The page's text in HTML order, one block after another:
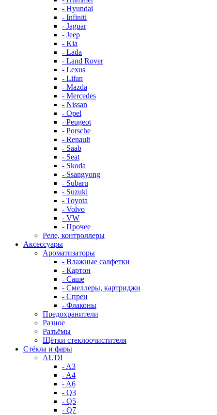
- Hyundai
- Infiniti
- Jaguar
- Jeep
- Kia
- Lada
- Land Rover
- Lexus
- Lifan
- Mazda
- Mercedes
- Nissan
- Opel
- Peugeot
- Porsche
- Renault
- Saab
- Seat
- Skoda
- Ssangyong
- Subaru
- Suzuki
- Toyota
- Volvo
- VW
- Прочее
Реле, контроллеры
Аксессуары
Ароматизаторы
- Влажные салфетки
- Картон
- Саше
- Смеллеры, картриджи
- Спреи
- Флаконы
Предохранители
Разное
Разъёмы
Щётки стеклоочистителя
Стёкла и фары
AUDI
- A3
- A4
- A6
- Q3
- Q5
- Q7